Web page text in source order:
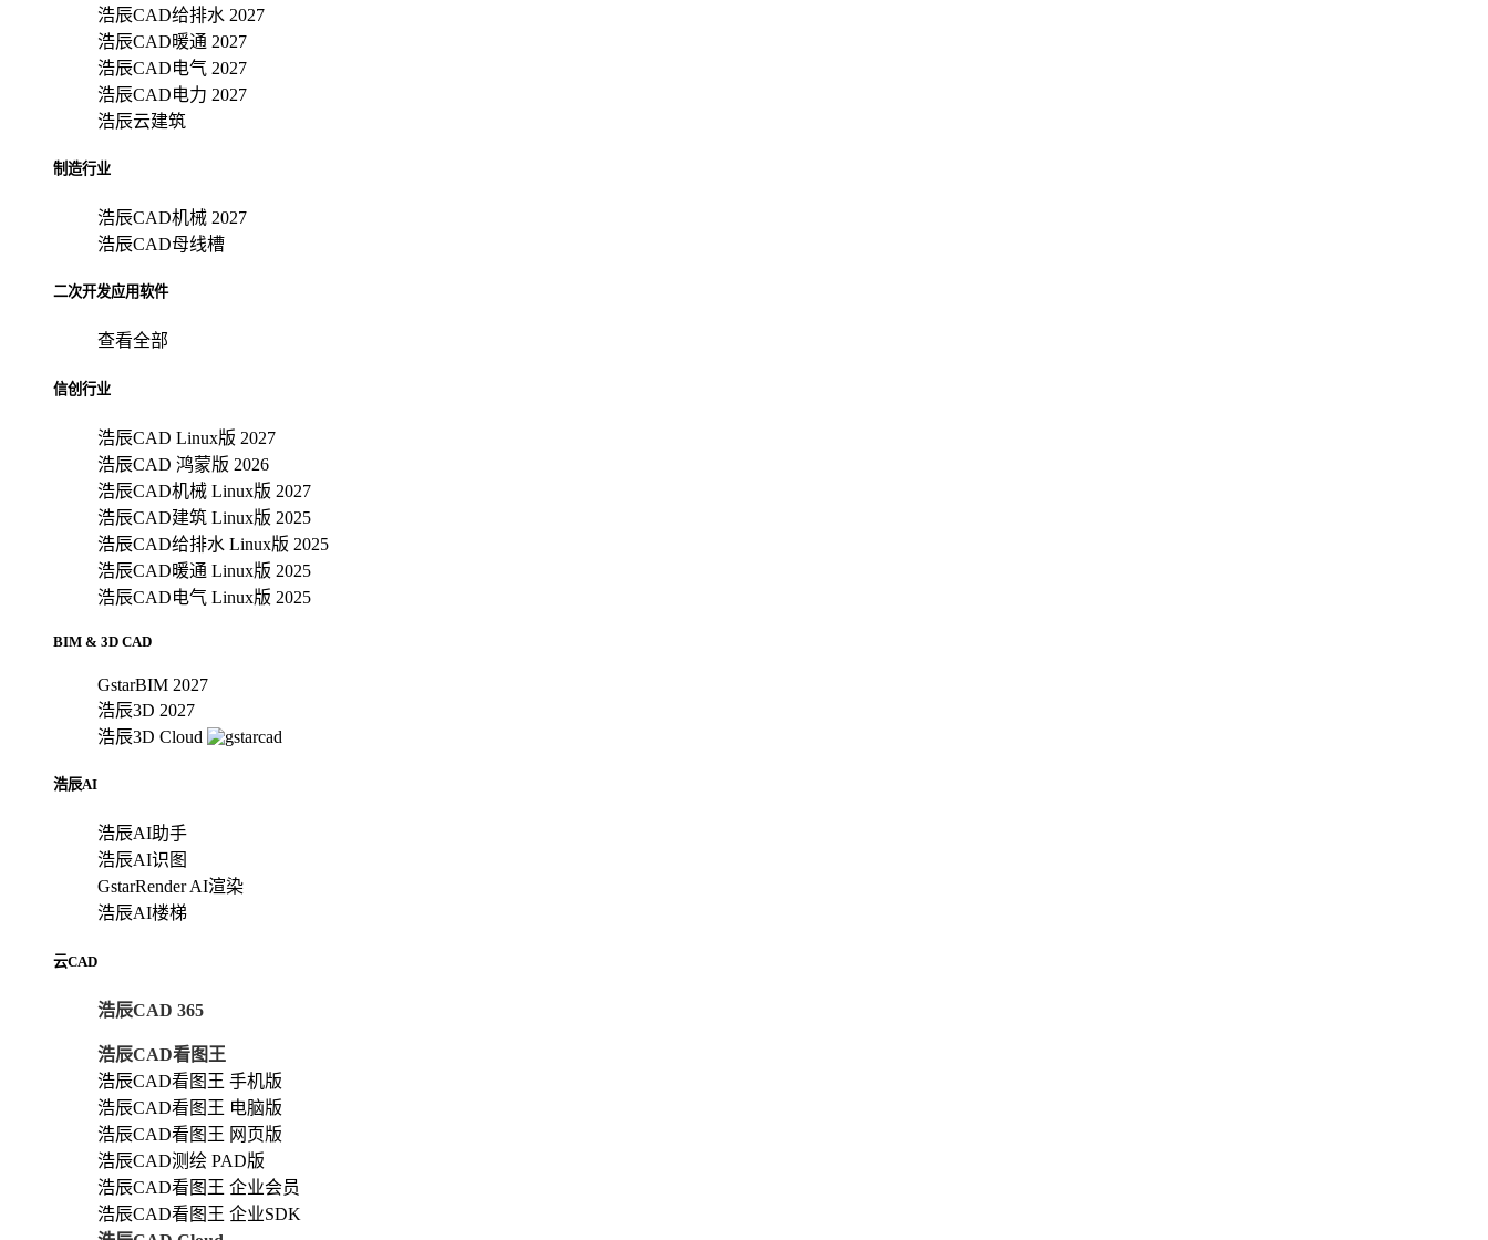
浩辰CAD给排水 2027
浩辰CAD暖通 2027
浩辰CAD电气 2027
浩辰CAD电力 2027
浩辰云建筑
制造行业
浩辰CAD机械 2027
浩辰CAD母线槽
二次开发应用软件
查看全部
信创行业
浩辰CAD Linux版 2027
浩辰CAD 鸿蒙版 2026
浩辰CAD机械 Linux版 2027
浩辰CAD建筑 Linux版 2025
浩辰CAD给排水 Linux版 2025
浩辰CAD暖通 Linux版 2025
浩辰CAD电气 Linux版 2025
BIM & 3D CAD
GstarBIM 2027
浩辰3D 2027
浩辰3D Cloud
浩辰AI
浩辰AI助手
浩辰AI识图
GstarRender AI渲染
浩辰AI楼梯
云CAD
浩辰CAD 365
浩辰CAD看图王
浩辰CAD看图王 手机版
浩辰CAD看图王 电脑版
浩辰CAD看图王 网页版
浩辰CAD测绘 PAD版
浩辰CAD看图王 企业会员
浩辰CAD看图王 企业SDK